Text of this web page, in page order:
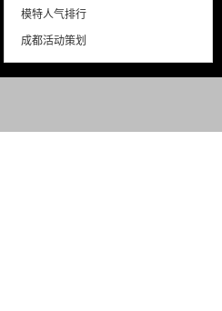
模特人气排行
成都活动策划